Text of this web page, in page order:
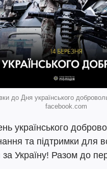
до Дня українського
facebook.com
українського
та підтримки для
за Україну! Разом до